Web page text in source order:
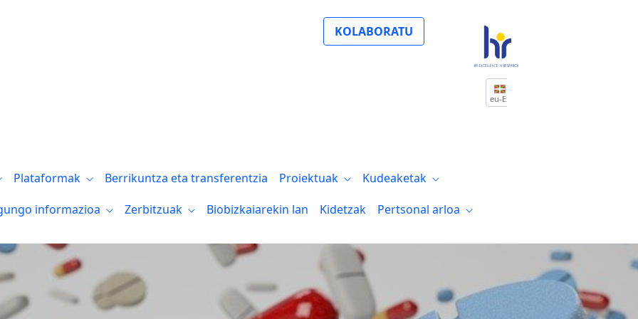
KOLABORATU
eu-ES
Plataformak Berrikuntza eta transferentzia Proiektuak
Kudeaketak
informazioa Zerbitzuak Biobizkaiarekin lan Kidetzak Pertsonal arloa